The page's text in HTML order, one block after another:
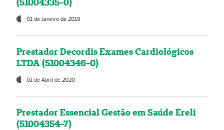
01 de Janeiro de 2019
Prestador Decordis Exames Cardiológicos
LTDA (51004346-0)
01 de Abril de 2020
Prestador Essencial Gestão em Saúde Ereli
(51004354-7)